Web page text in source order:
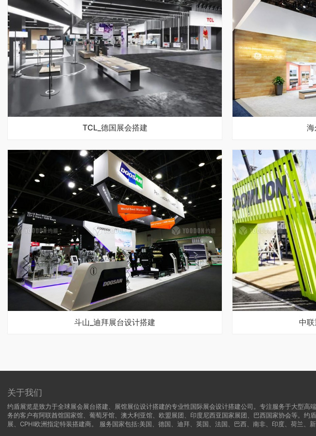
TCL_德国展会搭建
斗山_迪拜展台设计搭建 中
关于我们
约盾展览是致力于全球展会展台搭建、展馆展位设计搭建的专业性国际展会设计搭建公司。专注服务于大型高
务的客户有阿联酋馆国家馆、葡萄牙馆、澳大利亚馆、欧盟展团、印度尼西亚国家展团、巴西国家协会等。约
展、CPHI欧洲指定特装搭建商。 服务国家包括:美国、 德国、迪拜、英国、法国、巴西、南非、印度、荷兰、